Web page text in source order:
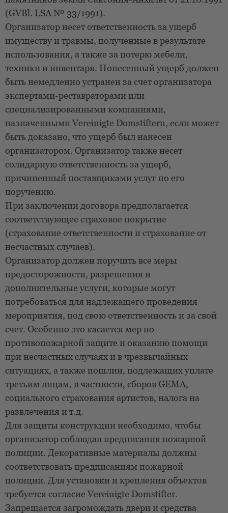
(GVBl. LSA № 33/1991).
Организатор несет ответственность за ущерб
имуществу и травмы, полученные в результате
использования, а также за потерю мебели,
техники и инвентаря. Понесенный ущерб должен
быть немедленно устранен за счет организатора
экспертами-реставраторами или
специализированными компаниями,
назначенными Vereinigte Domstiftern, если может
быть доказано, что ущерб был нанесен
организатором. Организатор также несет
солидарную ответственность за ущерб,
причиненный поставщиками услуг по его
поручению.
При заключении договора предполагается
соответствующее страховое покрытие
(страхование ответственности и страхование от
несчастных случаев).
Организатор должен поручить все меры
предосторожности, разрешения и
дополнительные услуги, которые могут
потребоваться для надлежащего проведения
мероприятия, под свою ответственность и за свой
счет. Особенно это касается мер по
противопожарной защите и оказанию помощи
при несчастных случаях и в чрезвычайных
ситуациях, а также пошлин, подлежащих уплате
третьим лицам, в частности, сборов GEMA,
социального страхования артистов, налога на
развлечения и т.д.
Для защиты конструкции необходимо, чтобы
организатор соблюдал предписания пожарной
полиции. Декоративные материалы должны
соответствовать предписаниям пожарной
полиции. Для установки и крепления объектов
требуется согласие Vereinigte Domstifter.
Запрещается загромождать двери и средства